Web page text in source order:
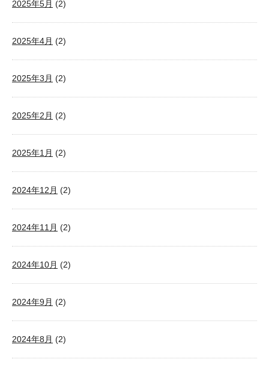
2025年5月 (2)
2025年4月 (2)
2025年3月 (2)
2025年2月 (2)
2025年1月 (2)
2024年12月 (2)
2024年11月 (2)
2024年10月 (2)
2024年9月 (2)
2024年8月 (2)